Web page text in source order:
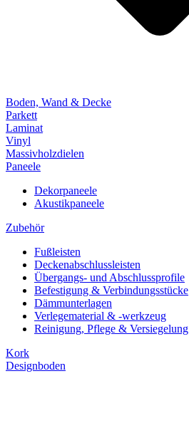
Boden, Wand & Decke
Parkett
Laminat
Vinyl
Massivholzdielen
Paneele
Dekorpaneele
Akustikpaneele
Zubehör
Fußleisten
Deckenabschlussleisten
Übergangs- und Abschlussprofile
Befestigung & Verbindungsstücke
Dämmunterlagen
Verlegematerial & -werkzeug
Reinigung, Pflege & Versiegelung
Kork
Designboden